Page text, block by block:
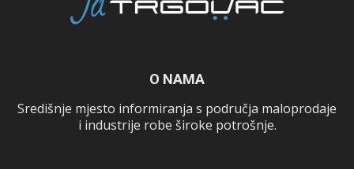
O NAMA
Središnje mjesto informiranja s područja maloprodaje
i industrije robe široke potrošnje.